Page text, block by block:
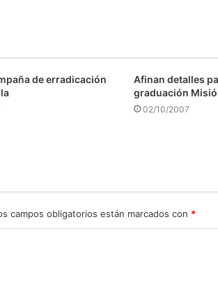
de erradicación
Afinan detalles
graduación
02/10/2007
campos obligatorios están marcados con *